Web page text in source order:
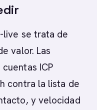
se trata de
valor. Las
ICP
contra la lista de
y velocidad